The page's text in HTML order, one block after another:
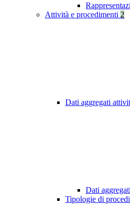
Attività e procedimenti 2
Dati aggregati
Dati
Tipologie di